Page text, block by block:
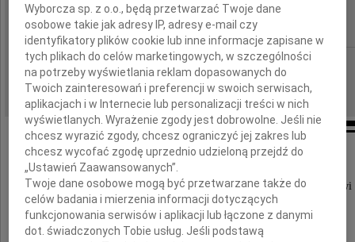
IMIĘ I NAZWISKO: Maria Maczulonis
REGION: Wrocław
DATA EMISJI: 04.04.2018
Podziękowanie
Dziękujemy lekarzom oraz całemu personelowi
Szpitala im. A. Falkiewicza we Wrocławiu
za opiekę, troskę i szacunek dla pacjenta.
Wyborcza sp. z o.o., będą przetwarzać Twoje dane
osobowe takie jak adresy IP, adresy e-mail czy
identyfikatory plików cookie lub inne informacje zapisane w
tych plikach do celów marketingowych, w szczególności
na potrzeby wyświetlania reklam dopasowanych do
Twoich zainteresowań i preferencji w swoich serwisach,
aplikacjach i w Internecie lub personalizacji treści w nich
wyświetlanych. Wyrażenie zgody jest dobrowolne. Jeśli nie
chcesz wyrazić zgody, chcesz ograniczyć jej zakres lub
chcesz wycofać zgodę uprzednio udzieloną przejdź do
„Ustawień Zaawansowanych”.
Twoje dane osobowe mogą być przetwarzane także do
celów badania i mierzenia informacji dotyczących
funkcjonowania serwisów i aplikacji lub łączone z danymi
dot. świadczonych Tobie usług. Jeśli podstawą